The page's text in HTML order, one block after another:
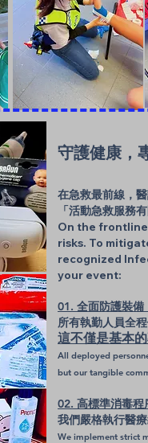
守護健康
在急救最前線，
「活動急救服務
On the
risks. To
recognized
your event:
01. 全面防護裝
所有執勤人員全
這不僅是基本
All deployed
but our tangible
02. 高標準消毒
我們嚴格執行醫
We implement strict